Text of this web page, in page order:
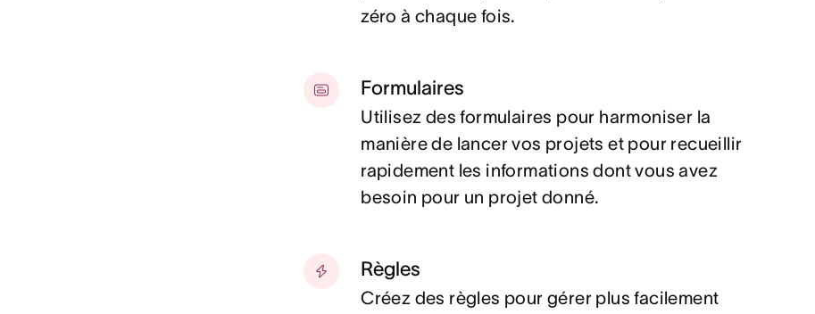
zéro à chaque fois.
Formulaires
Utilisez des formulaires pour harmoniser la
manière de lancer vos projets et pour recueillir
rapidement les informations dont vous avez
besoin pour un projet donné.
Règles
Créez des règles pour gérer plus facilement